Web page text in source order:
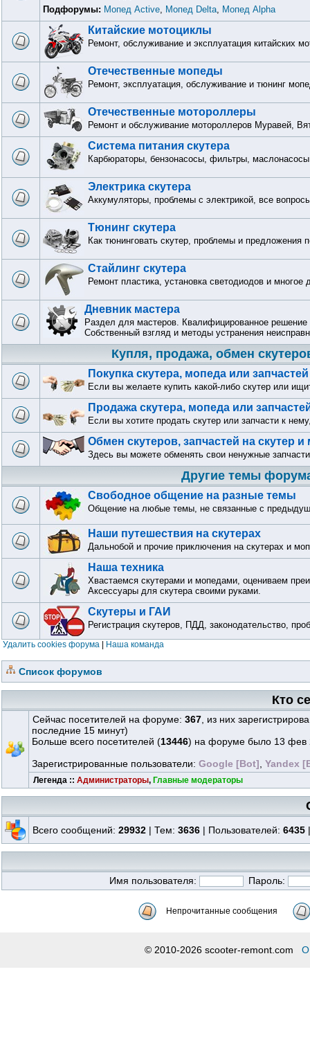
Подфорумы: Мопед Active, Мопед Delta, Мопед Alpha
Китайские мотоциклы
Ремонт, обслуживание и эксплуатация китайских
Отечественные мопеды
Ремонт, эксплуатация, обслуживание и тюнинг
Отечественные мотороллеры
Ремонт и обслуживание мотороллеров Муравей,
Система питания скутера
Карбюраторы, бензонасосы, фильтры,
Электрика скутера
Аккумуляторы, проблемы с электрикой, все
Тюнинг скутера
Как тюнинговать скутер, проблемы и предложения
Стайлинг скутера
Ремонт пластика, установка светодиодов и многое
Дневник мастера
Раздел для мастеров. Квалифицированное решение
Собственный взгляд и методы устранения
Купля, продажа, обмен
Покупка скутера, мопеда или запчастей
Если вы желаете купить какой-либо скутер или
Продажа скутера, мопеда или
Если вы хотите продать скутер или запчасти к
Обмен скутеров, запчастей на скутер и
Здесь вы можете обменять свои ненужные запчасти
Другие темы
Свободное общение на разные темы
Общение на любые темы, не связанные с
Наши путешествия на скутерах
Дальнобой и прочие приключения на скутерах и
Наша техника
Хвастаемся скутерами и мопедами, оцениваем
Аксессуары для скутера своими руками.
Скутеры и ГАИ
Регистрация скутеров, ПДД, законодательство,
Удалить cookies форума Наша команда
Список форумов
Кто
Сейчас посетителей на форуме: 367 , из них
последние 15 минут)
Больше всего посетителей (13446) на форуме было 13 фев
Зарегистрированные пользователи: Google [Bot] Yandex
Легенда :: Администраторы, Главные модераторы
Всего сообщений: 29932 | Тем: 3636 | Пользователей: 6435
Имя пользователя: Пароль:
Непрочитанные сообщения
© 2010-2026 scooter-remont.com О